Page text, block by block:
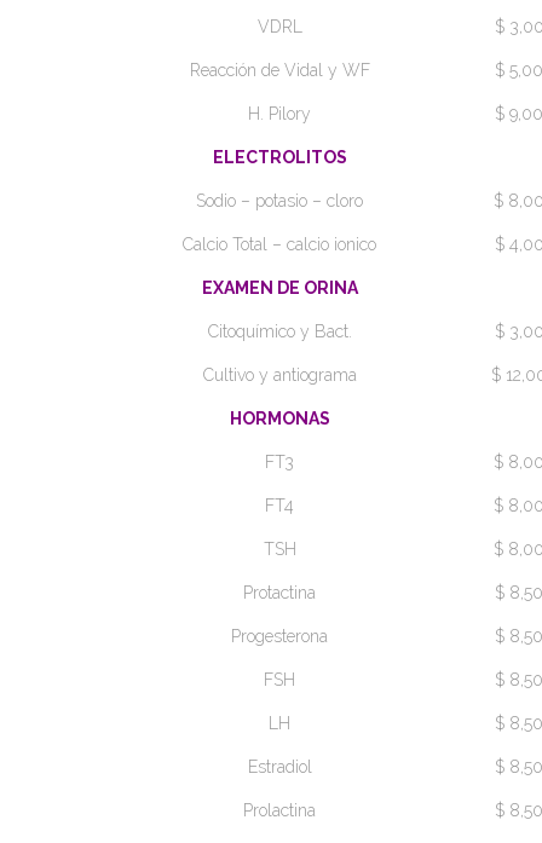
VDRL $
Reacción de Vidal y WF $ 5,00
H. Pilory $ 9,00
ELECTROLITOS
Sodio – potasio – cloro $
Calcio Total – calcio ionico $
EXAMEN DE ORINA
Citoquímico y Bact. $
Cultivo y antiograma $
HORMONAS
FT3 $
FT4 $
TSH $
Protactina $ 8,50
Progesterona $ 8,50
FSH $ 8,50
LH $ 8,50
Estradiol $ 8,50
Prolactina $ 8,50